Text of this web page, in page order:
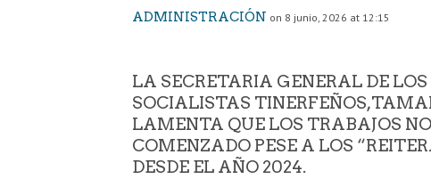
ADMINISTRACIÓN on 8 junio, 2026 at 12:15
LA SECRETARIA GENERAL DE LOS
SOCIALISTAS
LAMENTA QUE LOS TRABAJOS
COMENZADO PESE A LOS
DESDE EL AÑO 2024.